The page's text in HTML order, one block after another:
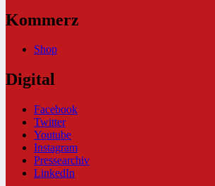
Kommerz
Shop
Digital
Facebook
Twitter
Youtube
Instagram
Pressearchiv
LinkedIn